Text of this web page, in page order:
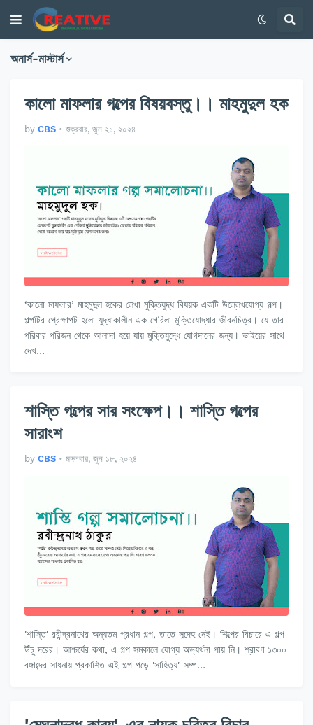
অনার্স-মাস্টার্স
কালো মাফলার গল্পের বিষয়বস্তু।। মাহমুদুল হক
by CBS • শুক্রবার, জুন ২১, ২০২৪
‘কালো মাফলার’ মাহমুদুল হকের লেখা মুক্তিযুদ্ধ বিষয়ক একটি উল্লেখযোগ্য গল্প।
গল্পটির প্রেক্ষাপট হলো যুদ্ধাকালীন এক গেরিলা মুক্তিযোদ্ধার জীবনচিত্র। যে তার
পরিবার পরিজন থেকে আলাদা হয়ে যায় ‍মুক্তিযুদ্ধে যোগদানের জন্য। ভাইয়ের সাথে
দেখ…
শাস্তি গল্পের সার সংক্ষেপ।। শাস্তি গল্পের
সারাংশ
by CBS • মঙ্গলবার, জুন ১৮, ২০২৪
'শাস্তি' রবীন্দ্রনাথের অন্যতম প্রধান গল্প, তাতে সন্দেহ নেই। শিল্পের বিচারে এ গল্প
উঁচু দরের। আশ্চর্যের কথা, এ গল্প সমকালে যোগ্য অভ্যর্থনা পায় নি। শ্রাবণ ১৩০০
বঙ্গাব্দের সাধনায় প্রকাশিত এই গল্প পড়ে 'সাহিত্য'-সম্প…